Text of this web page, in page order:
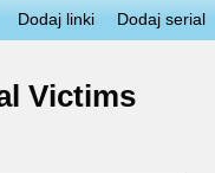
Dodaj linki Dodaj serial
Victims